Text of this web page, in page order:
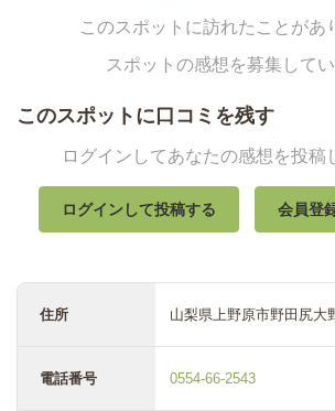
このスポットに訪れたことがあ
スポットの感想を募集してい
このスポットに口コミを残す
ログインしてあなたの感想を投稿
ログインして投稿する 会員登
住所 山梨県上野原市野田尻大
電話番号 0554-66-2543